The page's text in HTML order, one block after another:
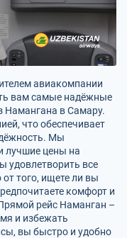
авиакомпании
вам самые надёжные
Намангана в Самару.
что обеспечивает
Мы
лучшие цены на
удовлетворить все
того, ищете ли вы
комфорт и
рейс Наманган –
и избежать
вы быстро и удобно